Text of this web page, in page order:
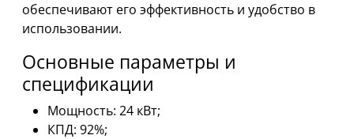
обеспечивают его эффективность и удобство в
использовании.
Основные параметры и
спецификации
Мощность: 24 кВт;
КПД: 92%;